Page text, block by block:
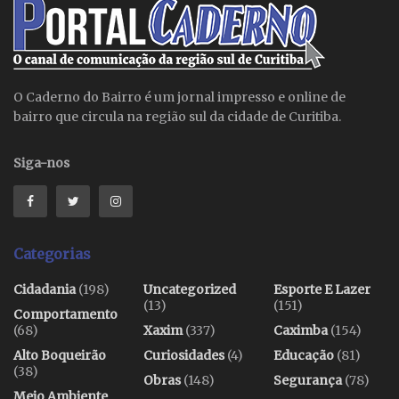
O Caderno do Bairro é um jornal impresso e online de
bairro que circula na região sul da cidade de Curitiba.
Siga-nos
Categorias
Cidadania(198)
Comportamento
(68)
Alto Boqueirão
(38)
Uncategorized
(13)
Xaxim(337)
Curiosidades(4)
Obras(148)
Esporte E Lazer
(151)
Caximba(154)
Educação (81)
Segurança(78)